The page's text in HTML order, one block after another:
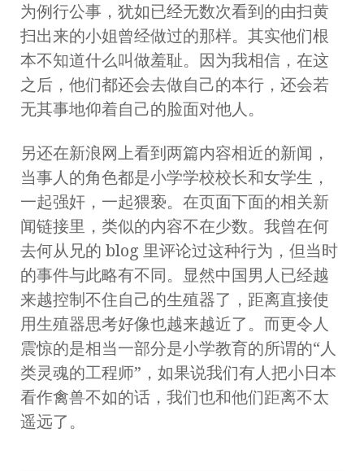
为例行公事，犹如已经无数次看到的由扫黄
扫出来的小姐曾经做过的那样。其实他们根
本不知道什么叫做羞耻。因为我相信，在这
之后，他们都还会去做自己的本行，还会若
无其事地仰着自己的脸面对他人。
另还在新浪网上看到两篇内容相近的新闻，
当事人的角色都是小学学校校长和女学生，
一起强奸，一起猥亵。在页面下面的相关新
闻链接里，类似的内容不在少数。我曾在何
去何从兄的 blog 里评论过这种行为，但当时
的事件与此略有不同。显然中国男人已经越
来越控制不住自己的生殖器了，距离直接使
用生殖器思考好像也越来越近了。而更令人
震惊的是相当一部分是小学教育的所谓的“人
类灵魂的工程师”，如果说我们有人把小日本
看作禽兽不如的话，我们也和他们距离不太
遥远了。